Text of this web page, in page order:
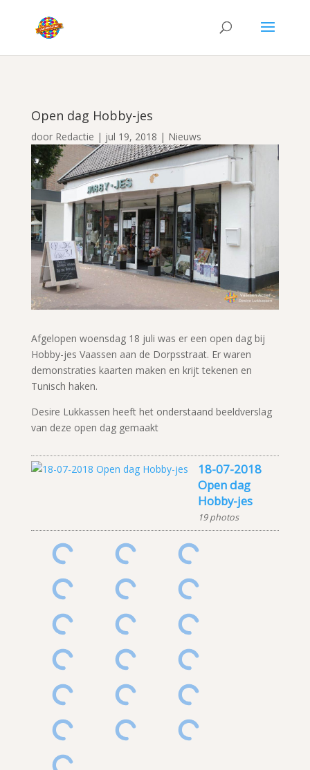
Open dag Hobby-jes
door Redactie | jul 19, 2018 | Nieuws
Afgelopen woensdag 18 juli was er een open dag bij
Hobby-jes Vaassen aan de Dorpsstraat. Er waren
demonstraties kaarten maken en krijt tekenen en
Tunisch haken.
Desire Lukkassen heeft het onderstaand beeldverslag
van deze open dag gemaakt
18-07-2018
Open dag
Hobby-jes
19 photos